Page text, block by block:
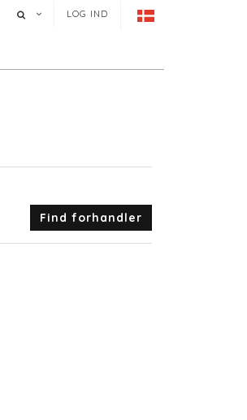
LOG IND
Find forhandler